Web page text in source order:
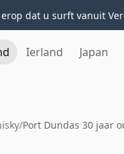
dat u surft vanuit
Ierland Japan
/Port Dundas 30 jaar